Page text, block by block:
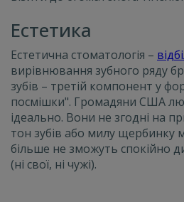
Естетика
Естетична стоматологія –
вирівнювання зубного ряду
зубів – третій компонент у
посмішки". Громадяни США
ідеально. Вони не згодні на
тон зубів або милу щербинку
більше не зможуть спокійно
(ні свої, ні чужі).